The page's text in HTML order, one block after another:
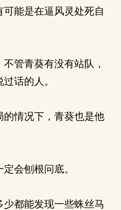
能是在逼风灵处死自
管青葵有没有站队，
话的人。
情况下，青葵也是他
会刨根问底。
都能发现一些蛛丝马